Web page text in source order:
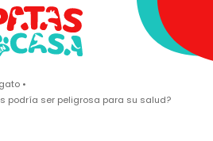
podría ser peligrosa para su salud?